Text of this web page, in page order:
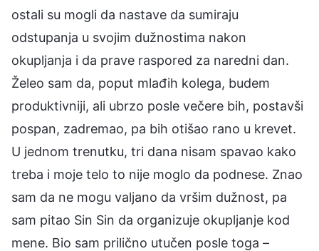
ostali su mogli da nastave da sumiraju
odstupanja u svojim dužnostima nakon
okupljanja i da prave raspored za naredni dan.
Želeo sam da, poput mlađih kolega, budem
produktivniji, ali ubrzo posle večere bih, postavši
pospan, zadremao, pa bih otišao rano u krevet.
U jednom trenutku, tri dana nisam spavao kako
treba i moje telo to nije moglo da podnese. Znao
sam da ne mogu valjano da vršim dužnost, pa
sam pitao Sin Sin da organizuje okupljanje kod
mene. Bio sam prilično utučen posle toga –